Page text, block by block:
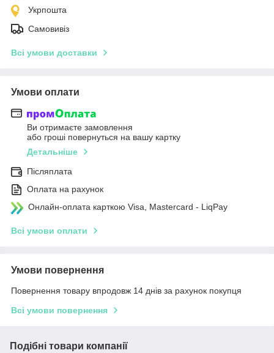
Укрпошта
Самовивіз
Всі умови доставки
Умови оплати
Ви отримаєте замовлення
або гроші повернуться на вашу картку
Детальніше
Післяплата
Оплата на рахунок
Онлайн-оплата карткою Visa, Mastercard - LiqPay
Всі умови оплати
Умови повернення
Повернення товару впродовж 14 днів за рахунок покупця
Всі умови повернення
Подібні товари компанії